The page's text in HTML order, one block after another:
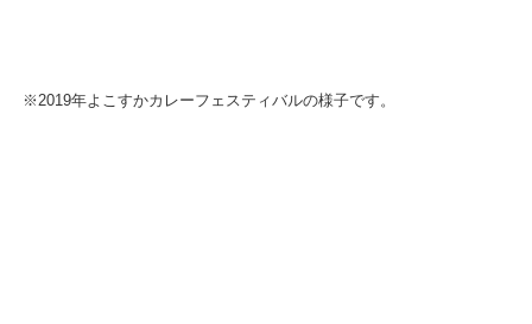
※2019年よこすかカレーフェスティバルの様子です。